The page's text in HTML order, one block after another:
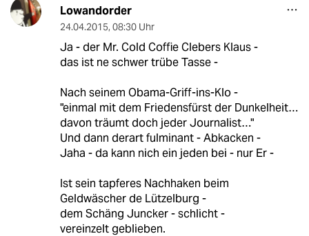
Lowandorder
24.04.2015, 08:30 Uhr
Ja - der Mr. Cold Coffie Clebers Klaus -
das ist ne schwer trübe Tasse -
Nach seinem Obama-Griff-ins-Klo -
"einmal mit dem Friedensfürst der Dunkelheit…
davon träumt doch jeder Journalist…"
Und dann derart fulminant - Abkacken -
Jaha - da kann nich ein jeden bei - nur Er -
Ist sein tapferes Nachhaken beim
Geldwäscher de Lützelburg -
dem Schäng Juncker - schlicht -
vereinzelt geblieben.